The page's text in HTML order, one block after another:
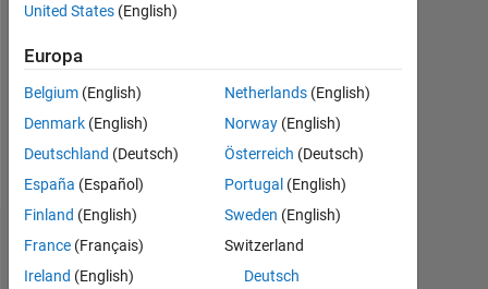
0
Following:
0
Follow
Dashboard
United States (English)
Europa
Belgium (English)
Denmark (English)
Deutschland (Deutsch)
España (Español)
Finland (English)
France (Français)
Ireland (English)
Netherlands (English)
Norway (English)
Österreich (Deutsch)
Portugal (English)
Sweden (English)
Switzerland
Deutsch